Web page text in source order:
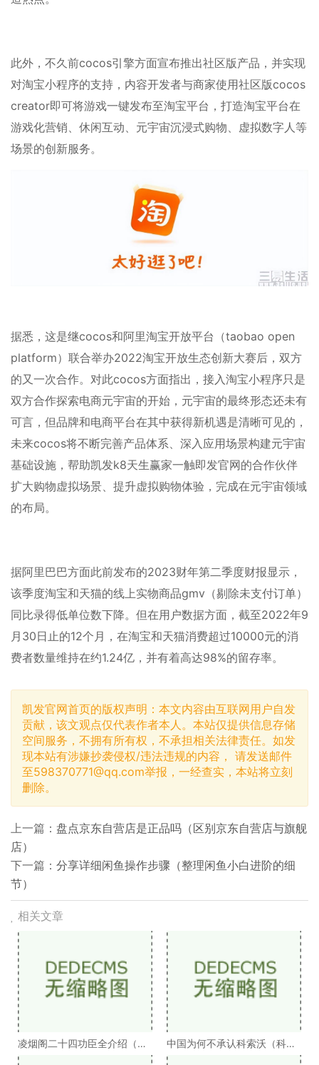
此外，不久前cocos引擎方面宣布推出社区版产品，并实现
对淘宝小程序的支持，内容开发者与商家使用社区版cocos
creator即可将游戏一键发布至淘宝平台，打造淘宝平台在
游戏化营销、休闲互动、元宇宙沉浸式购物、虚拟数字人等
场景的创新服务。
据悉，这是继cocos和阿里淘宝开放平台（taobao open
platform）联合举办2022淘宝开放生态创新大赛后，双方
的又一次合作。对此cocos方面指出，接入淘宝小程序只是
双方合作探索电商元宇宙的开始，元宇宙的最终形态还未有
可言，但品牌和电商平台在其中获得新机遇是清晰可见的，
未来cocos将不断完善产品体系、深入应用场景构建元宇宙
基础设施，帮助凯发k8天生赢家一触即发官网的合作伙伴
扩大购物虚拟场景、提升虚拟购物体验，完成在元宇宙领域
的布局。
据阿里巴巴方面此前发布的2023财年第二季度财报显示，
该季度淘宝和天猫的线上实物商品gmv（剔除未支付订单）
同比录得低单位数下降。但在用户数据方面，截至2022年9
月30日止的12个月，在淘宝和天猫消费超过10000元的消
费者数量维持在约1.24亿，并有着高达98%的留存率。
凯发官网首页的版权声明：本文内容由互联网用户自发
贡献，该文观点仅代表作者本人。本站仅提供信息存储
空间服务，不拥有所有权，不承担相关法律责任。如发
现本站有涉嫌抄袭侵权/违法违规的内容， 请发送邮件
至598370771@qq.com举报，一经查实，本站将立刻
删除。
上一篇： 盘点京东自营店是正品吗（区别京东自营店与旗舰
店）
下一篇： 分享详细闲鱼操作步骤（整理闲鱼小白进阶的细
节）
相关文章
凌烟阁二十四功臣全介绍（凌
烟阁二十四功臣排
中国为何不承认科索沃（科索
沃为何不被承认）